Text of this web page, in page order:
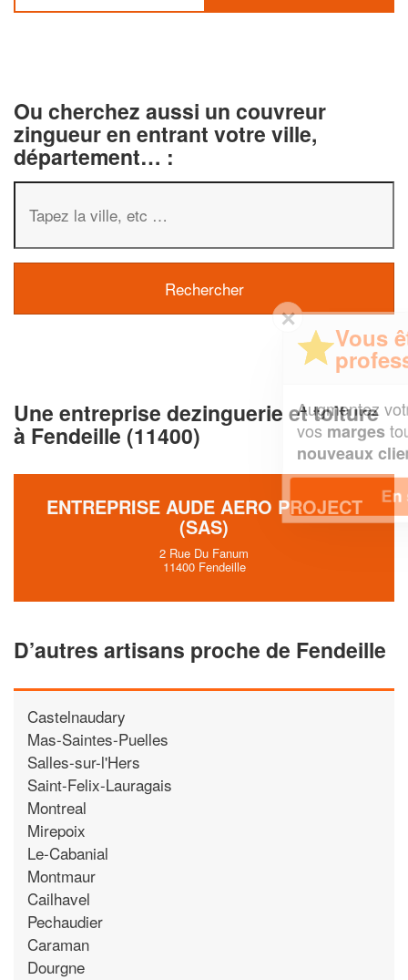
Ou cherchez aussi un couvreur
zingueur en entrant votre ville,
département… :
Une entreprise dezinguerie et toiture
à Fendeille (11400)
ENTREPRISE AUDE AERO PROJECT
(SAS)
2 Rue Du Fanum
11400 Fendeille
D’autres artisans proche de Fendeille
Castelnaudary
Mas-Saintes-Puelles
Salles-sur-l'Hers
Saint-Felix-Lauragais
Montreal
Mirepoix
Le-Cabanial
Montmaur
Cailhavel
Pechaudier
Caraman
Dourgne
✕
professionnel ?
Augmentez votrechiffre d'affaireset
vosmarges tout en gagnant de
nouveaux clients
En savoir plus